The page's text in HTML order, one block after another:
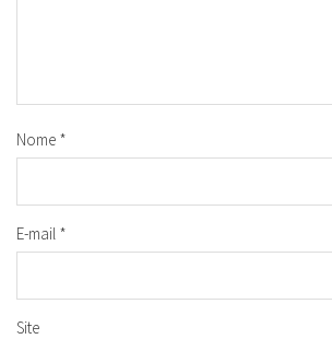
Nome *
E-mail *
Site